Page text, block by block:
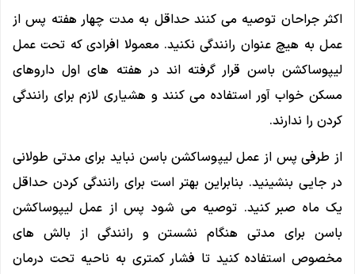
اکثر جراحان توصیه می کنند حداقل به مدت چهار هفته پس از
عمل به هیچ عنوان رانندگی نکنید. معمولا افرادی که تحت عمل
لیپوساکشن باسن قرار گرفته اند در هفته های اول داروهای
مسکن خواب آور استفاده می کنند و هشیاری لازم برای رانندگی
کردن را ندارند.
از طرفی پس از عمل لیپوساکشن باسن نباید برای مدتی طولانی
در جایی بنشینید. بنابراین بهتر است برای رانندگی کردن حداقل
یک ماه صبر کنید. توصیه می شود پس از عمل لیپوساکشن
باسن برای مدتی هنگام نشستن و رانندگی از بالش های
مخصوص استفاده کنید تا فشار کمتری به ناحیه تحت درمان